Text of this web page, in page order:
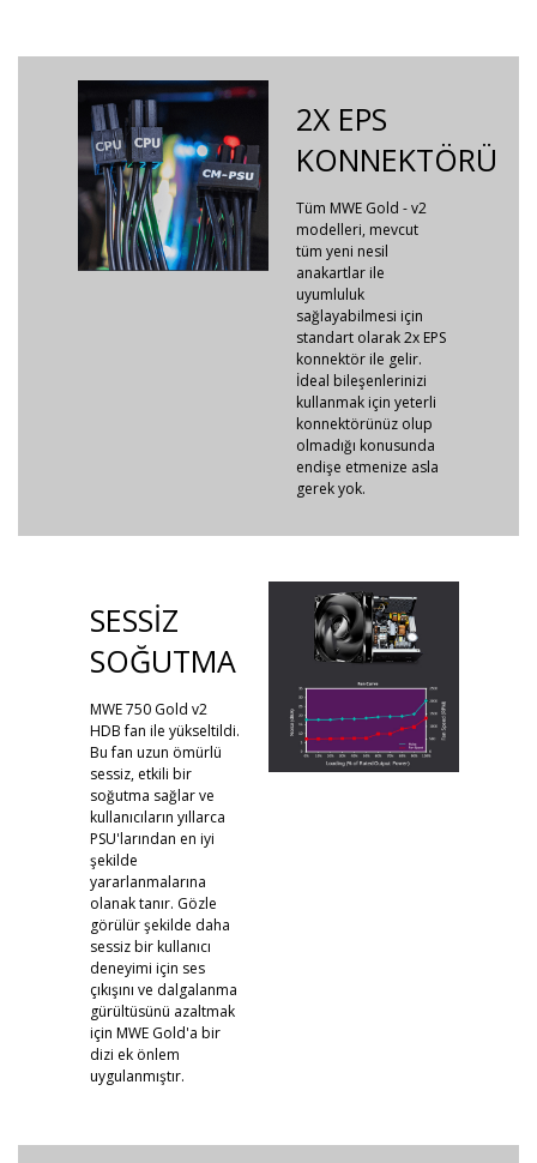
2X EPS
KONNEKTÖRÜ
Tüm MWE Gold - v2
modelleri, mevcut
tüm yeni nesil
anakartlar ile
uyumluluk
sağlayabilmesi için
standart olarak 2x EPS
konnektör ile gelir.
İdeal bileşenlerinizi
kullanmak için yeterli
konnektörünüz olup
olmadığı konusunda
endişe etmenize asla
gerek yok.
SESSİZ
SOĞUTMA
MWE 750 Gold v2
HDB fan ile yükseltildi.
Bu fan uzun ömürlü
sessiz, etkili bir
soğutma sağlar ve
kullanıcıların yıllarca
PSU'larından en iyi
şekilde
yararlanmalarına
olanak tanır. Gözle
görülür şekilde daha
sessiz bir kullanıcı
deneyimi için ses
çıkışını ve dalgalanma
gürültüsünü azaltmak
için MWE Gold'a bir
dizi ek önlem
uygulanmıştır.